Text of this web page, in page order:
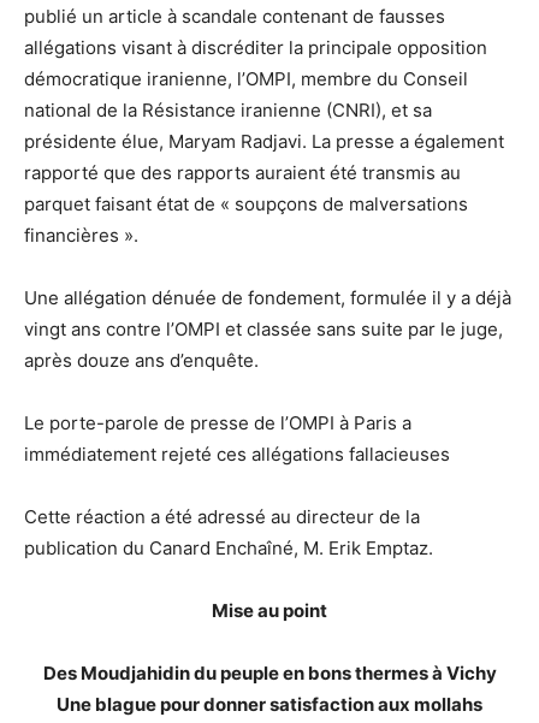
publié un article à scandale contenant de fausses
allégations visant à discréditer la principale opposition
démocratique iranienne, l’OMPI, membre du Conseil
national de la Résistance iranienne (CNRI), et sa
présidente élue, Maryam Radjavi. La presse a également
rapporté que des rapports auraient été transmis au
parquet faisant état de « soupçons de malversations
financières ».
Une allégation dénuée de fondement, formulée il y a déjà
vingt ans contre l’OMPI et classée sans suite par le juge,
après douze ans d’enquête.
Le porte-parole de presse de l’OMPI à Paris a
immédiatement rejeté ces allégations fallacieuses
Cette réaction a été adressé au directeur de la
publication du Canard Enchaîné, M. Erik Emptaz.
Mise au point
Des Moudjahidin du peuple en bons thermes à Vichy
Une blague pour donner satisfaction aux mollahs